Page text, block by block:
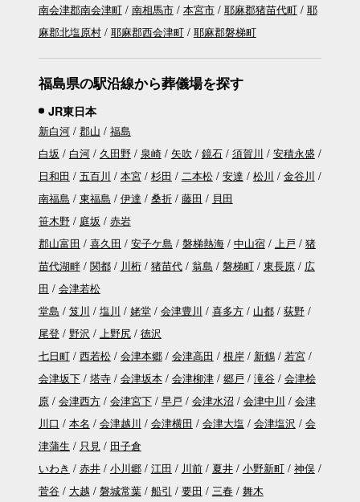
南会津郡南会津町
南相馬市 本宮市 耶麻郡猪苗代町
耶
麻郡北塩原村
耶麻郡西会津町 耶麻郡磐梯町
福島県の駅沿線から葬儀場を探す
JR東日本
新白河 郡山
福島
白坂
白河 久田野 泉崎 矢吹 鏡石 須賀川
安積永盛
日和田
五百川 本宮 杉田 二本松 安達 松川
金谷川
南福島
東福島 伊達 桑折 藤田
貝田
笹木野
庭坂
赤岩
郡山富田
喜久田 安子ケ島 磐梯熱海 中山宿 上戸
猪
苗代湖畔
関都 川桁 猪苗代 翁島 磐梯町 東長原
広
田
会津若松
堂島
笈川 塩川 姥堂 会津豊川 喜多方 山都
荻野
尾登
野沢 上野尻
徳沢
七日町
西若松 会津本郷 会津高田 根岸 新鶴
若宮
会津坂下
塔寺 会津坂本 会津柳津 郷戸 滝谷
会津桧
原
会津西方 会津宮下 早戸 会津水沼 会津中川
会津
川口
本名 会津越川 会津横田 会津大塩 会津塩沢
会
津蒲生
只見
田子倉
いわき
赤井 小川郷 江田 川前 夏井 小野新町
神俣
菅谷
大越 磐城常葉 船引 要田 三春
舞木